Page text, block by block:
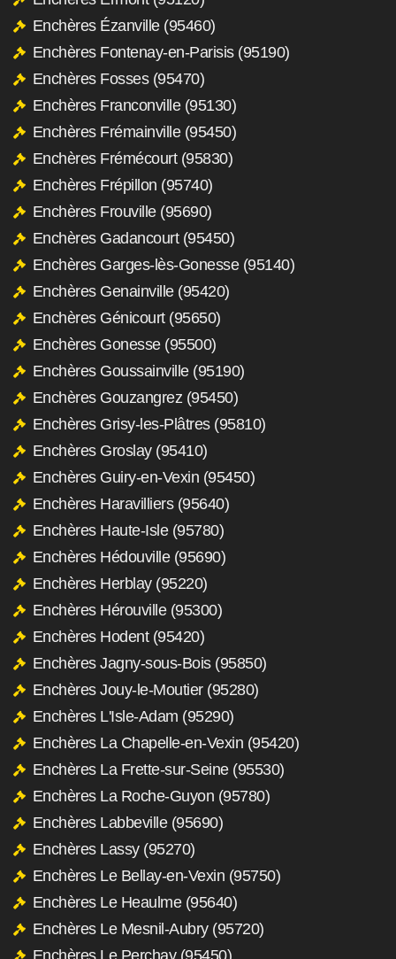
Enchères Ézanville (95460)
Enchères Fontenay-en-Parisis (95190)
Enchères Fosses (95470)
Enchères Franconville (95130)
Enchères Frémainville (95450)
Enchères Frémécourt (95830)
Enchères Frépillon (95740)
Enchères Frouville (95690)
Enchères Gadancourt (95450)
Enchères Garges-lès-Gonesse (95140)
Enchères Genainville (95420)
Enchères Génicourt (95650)
Enchères Gonesse (95500)
Enchères Goussainville (95190)
Enchères Gouzangrez (95450)
Enchères Grisy-les-Plâtres (95810)
Enchères Groslay (95410)
Enchères Guiry-en-Vexin (95450)
Enchères Haravilliers (95640)
Enchères Haute-Isle (95780)
Enchères Hédouville (95690)
Enchères Herblay (95220)
Enchères Hérouville (95300)
Enchères Hodent (95420)
Enchères Jagny-sous-Bois (95850)
Enchères Jouy-le-Moutier (95280)
Enchères L'Isle-Adam (95290)
Enchères La Chapelle-en-Vexin (95420)
Enchères La Frette-sur-Seine (95530)
Enchères La Roche-Guyon (95780)
Enchères Labbeville (95690)
Enchères Lassy (95270)
Enchères Le Bellay-en-Vexin (95750)
Enchères Le Heaulme (95640)
Enchères Le Mesnil-Aubry (95720)
Enchères Le Perchay (95450)